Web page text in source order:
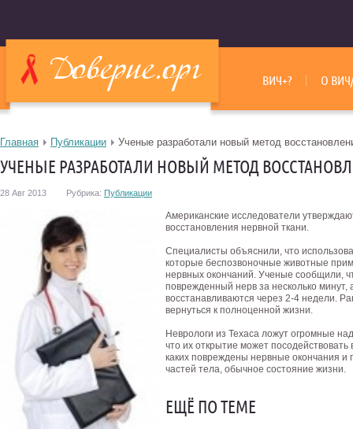
ВИЧ+? О
Главная Публикации Ученые разработали новый метод
УЧЕНЫЕ РАЗРАБОТАЛИ НОВЫЙ МЕТОД
28 Авг 2013 Рубрика: Публикации
Американские исследователи
восстановления нервной ткани.
Специалисты объяснили, что
которые беспозвоночные животные
нервных окончаний. Ученые сообщили,
поврежденный нерв за несколько
восстанавливаются через 2-4 недели.
вернуться к полноценной жизни.
Неврологи из Техаса ложут огромные
что их открытие может
каких повреждены нервные окончания и
частей тела, обычное состояние жизни.
ЕЩЁ ПО ТЕМЕ